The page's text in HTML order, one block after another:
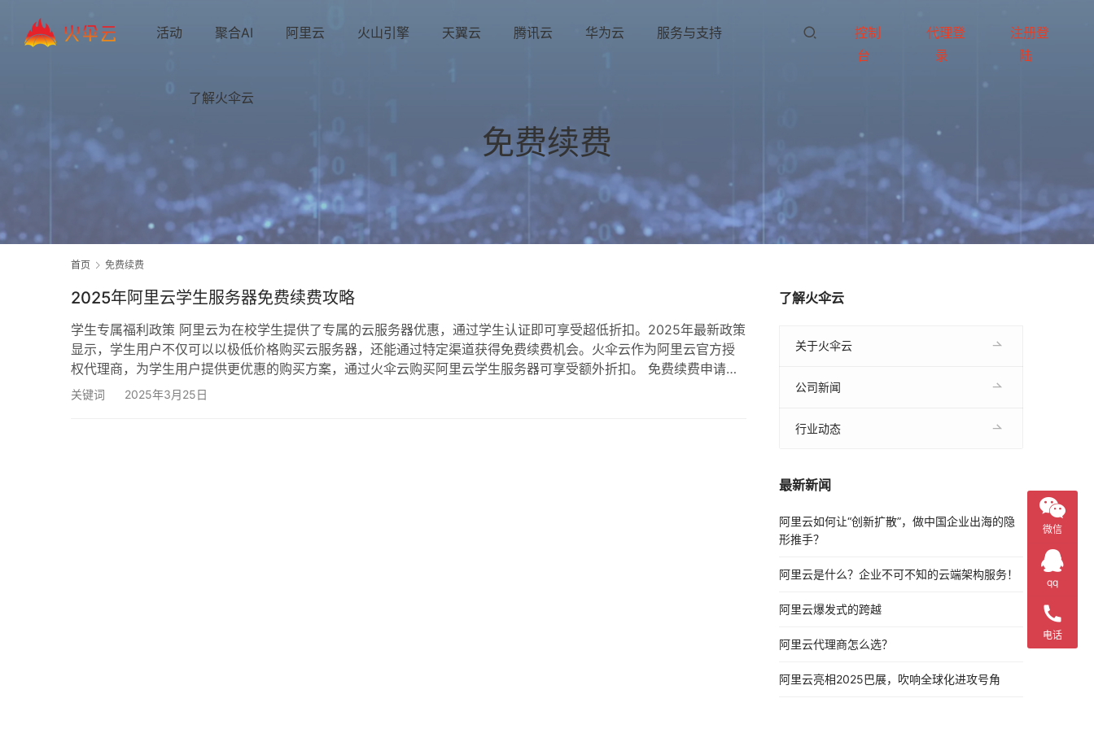
活动 聚合AI 阿里云 火山引擎 天翼云 腾讯云 华为云 服务与支持
了解火伞云
控制
台
代理登
录
注册登
陆
免费续费
首页 免费续费
2025年阿里云学生服务器免费续费攻略
学生专属福利政策 阿里云为在校学生提供了专属的云服务器优惠，通过学生认证即可享受超低折扣。2025年最新政策
显示，学生用户不仅可以以极低价格购买云服务器，还能通过特定渠道获得免费续费机会。火伞云作为阿里云官方授
权代理商，为学生用户提供更优惠的购买方案，通过火伞云购买阿里云学生服务器可享受额外折扣。 免费续费申请流
程 想要获得阿里云学生服务器的免费续费资格，首先需要完成学生认证。认证通过后，用户可以通过阿里云官网或火
关键词 2025年3月25日
了解火伞云
关于火伞云
公司新闻
行业动态
最新新闻
阿里云如何让“创新扩散”，做中国企业出海的隐
形推手？
阿里云是什么？企业不可不知的云端架构服务！
阿里云爆发式的跨越
阿里云代理商怎么选？
阿里云亮相2025巴展，吹响全球化进攻号角
微信
qq
电话